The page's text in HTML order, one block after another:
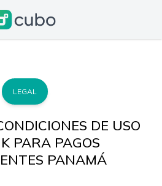
LEGAL
DE USO
PARA PAGOS
PANAMÁ